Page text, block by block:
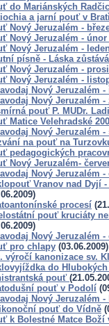
do Mariánských Radčic
a jarní pouť v
Nový Jeruzalém -
Nový Jeruzalém - únor
Nový Jeruzalém -
písně - Láska zůstává
Nový Jeruzalém -
Nový Jeruzalém -
Nový Jeruzalém -
Nový Jeruzalém -
pouť P. MUDr.
Matice Velehradské
Nový Jeruzalém -
na pouť na
pedagogických
Nový Jeruzalém-
Nový Jeruzalém -
Vranov nad Dyjí
procesí
pouť kruciáty
Nový Jeruzalém -
pro chlapy (03.06.2009)
výročí kanonizace sv.
do Hlubokých
pouť
pouť v Podolí
Nový Jeruzalém -
pouť do Vídně
k Bolestné Matce Boží